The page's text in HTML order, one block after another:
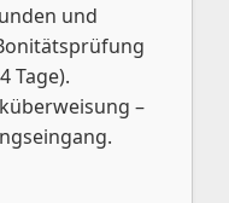
und
Tage).
–